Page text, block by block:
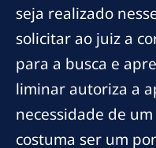
seja realizado
solicitar ao juiz a
para a busca e
liminar autoriza a
necessidade de
costuma ser um